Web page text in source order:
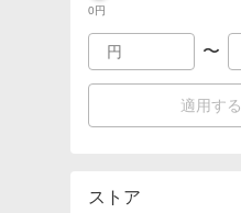
0円
〜
適用する
ストア